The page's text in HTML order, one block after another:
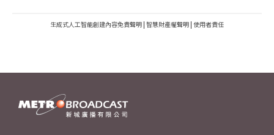
生成式人工智能創建內容免責聲明 | 智慧財產權聲明 | 使用者責任